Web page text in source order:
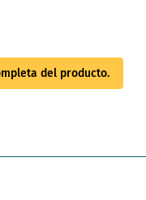
del producto.